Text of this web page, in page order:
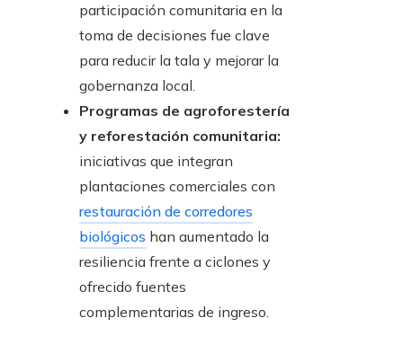
participación comunitaria en la
toma de decisiones fue clave
para reducir la tala y mejorar la
gobernanza local.
Programas de agroforestería
y reforestación comunitaria:
iniciativas que integran
plantaciones comerciales con
restauración de corredores
biológicos han aumentado la
resiliencia frente a ciclones y
ofrecido fuentes
complementarias de ingreso.